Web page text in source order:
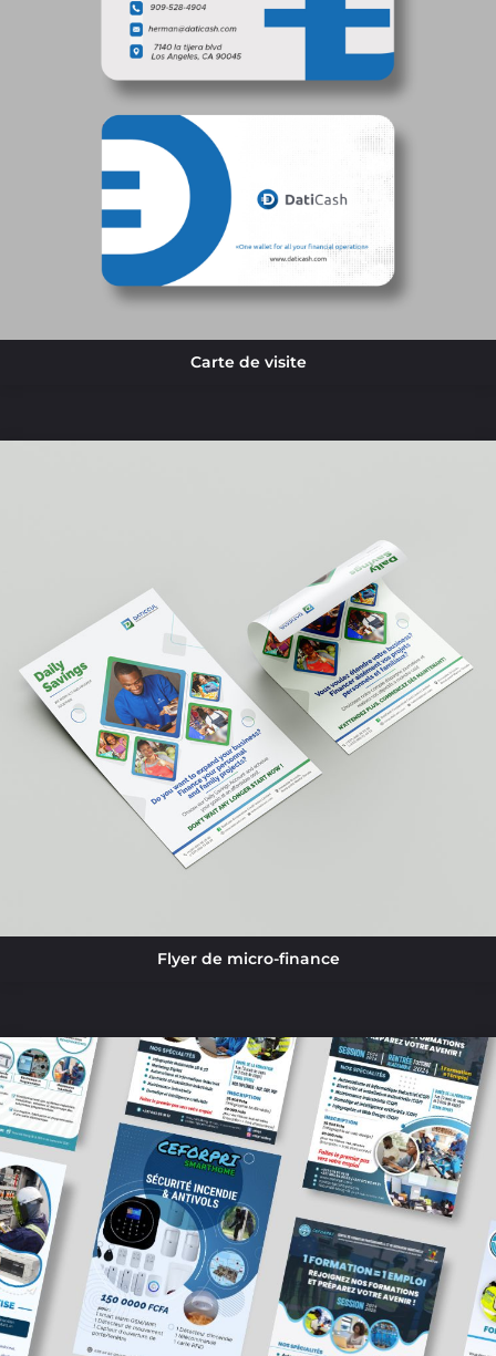
Carte de visite
Flyer de micro-finance